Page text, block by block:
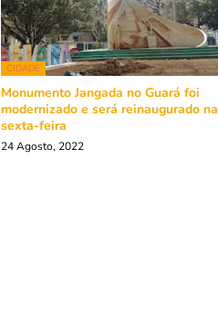
CIDADE
Monumento Jangada no Guará foi
modernizado e será reinaugurado na
sexta-feira
24 Agosto, 2022